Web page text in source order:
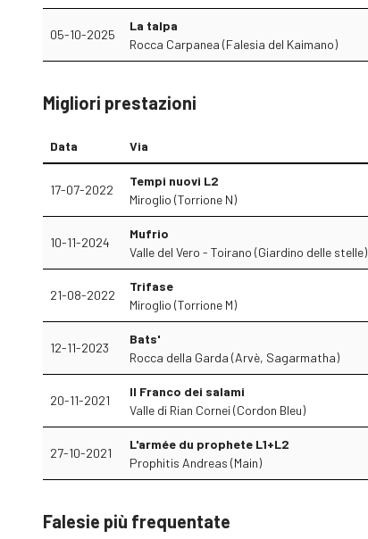
05-10-2025
La talpa
Rocca Carpanea (Falesia del Kaimano)
Migliori prestazioni
Data Via
17-07-2022
Tempi nuovi L2
Miroglio (Torrione N)
10-11-2024
Mufrio
Valle del Vero - Toirano (Giardino delle stelle)
21-08-2022
Trifase
Miroglio (Torrione M)
12-11-2023
Bats'
Rocca della Garda (Arvè, Sagarmatha)
20-11-2021
Il Franco dei salami
Valle di Rian Cornei (Cordon Bleu)
27-10-2021
L'armée du prophete L1+L2
Prophitis Andreas (Main)
Falesie più frequentate